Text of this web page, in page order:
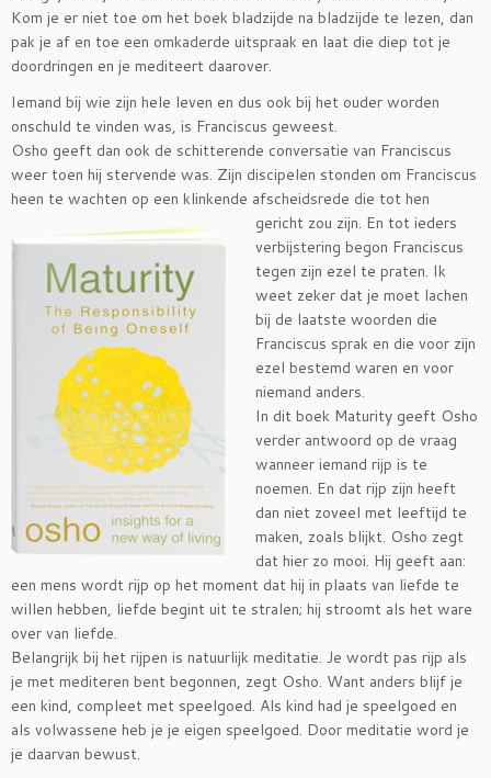
Kom je er niet toe om het boek bladzijde na bladzijde te lezen, dan
pak je af en toe een omkaderde uitspraak en laat die diep tot je
doordringen en je mediteert daarover.
Iemand bij wie zijn hele leven en dus ook bij het ouder worden
onschuld te vinden was, is Franciscus geweest.
Osho geeft dan ook de schitterende conversatie van Franciscus
weer toen hij stervende was. Zijn discipelen stonden om Franciscus
heen te wachten op een klinkende afscheidsrede die tot hen
gericht zou zijn. En tot ieders
verbijstering begon Franciscus
tegen zijn ezel te praten. Ik
weet zeker dat je moet lachen
bij de laatste woorden die
Franciscus sprak en die voor zijn
ezel bestemd waren en voor
niemand anders.
In dit boek Maturity geeft Osho
verder antwoord op de vraag
wanneer iemand rijp is te
noemen. En dat rijp zijn heeft
dan niet zoveel met leeftijd te
maken, zoals blijkt. Osho zegt
dat hier zo mooi. Hij geeft aan:
een mens wordt rijp op het moment dat hij in plaats van liefde te
willen hebben, liefde begint uit te stralen; hij stroomt als het ware
over van liefde.
Belangrijk bij het rijpen is natuurlijk meditatie. Je wordt pas rijp als
je met mediteren bent begonnen, zegt Osho. Want anders blijf je
een kind, compleet met speelgoed. Als kind had je speelgoed en
als volwassene heb je je eigen speelgoed. Door meditatie word je
je daarvan bewust.